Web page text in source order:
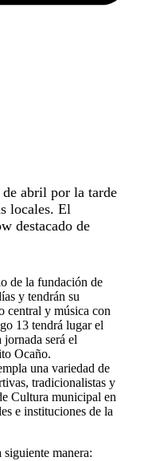
abril por la tarde
locales. El
destacado de
de la fundación de
y tendrán su
central y música con
13 tendrá lugar el
será el
Ocaño.
una variedad de
tradicionalistas y
Cultura municipal en
e instituciones de la
manera: